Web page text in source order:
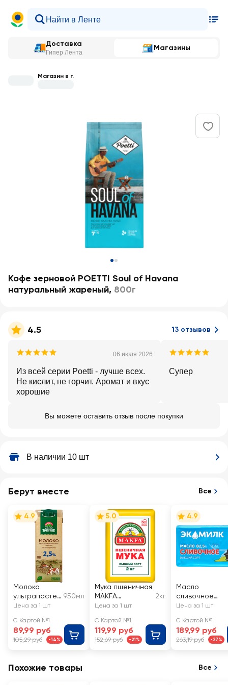
Доставка
Гипер Лента
Магазины
Магазин в г.
Кофе зерновой POETTI Soul of Havana
натуральный жареный, 800г
4.5 13 отзывов
06 июля 2026
Из всей серии Poetti - лучше всех.
Не кислит, не горчит. Аромат и вкус
хорошие
Супер
Вы можете оставить отзыв после покупки
В наличии 10 шт
Берут вместе Все
4.9
Молоко
ультрапастер
изованное
ЗЕЛЕНОЕ 2,5%,
без змж
950мл
Цена за 1 шт
С Картой №1
89,99 руб
105,29 руб -14%
5.0
Мука пшеничная
MAKFA
хлебопекарная
2кг
Цена за 1 шт
С Картой №1
119,99 руб
152,69 руб -21%
4.9
Масло
сливочное
ЭКОМИЛК
сорт, без змж
Цена за 1 шт
С Картой №1
189,99 руб
263,19 руб -27%
Похожие товары Все